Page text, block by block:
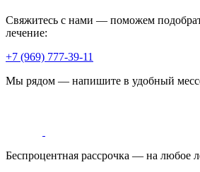
Свяжитесь с нами — поможем
лечение:
+7 (969) 777-39-11
Мы рядом — напишите в удобный
Беспроцентная рассрочка — на любое